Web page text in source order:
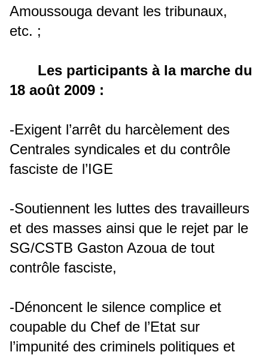
Amoussouga devant les tribunaux,
etc. ;
Les participants à la marche du
18 août 2009 :
-Exigent l’arrêt du harcèlement des
Centrales syndicales et du contrôle
fasciste de l’IGE
-Soutiennent les luttes des travailleurs
et des masses ainsi que le rejet par le
SG/CSTB Gaston Azoua de tout
contrôle fasciste,
-Dénoncent le silence complice et
coupable du Chef de l’Etat sur
l’impunité des criminels politiques et